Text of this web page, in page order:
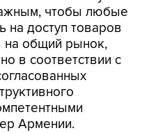
чтобы любые
на доступ товаров
на общий рынок,
в соответствии с
Армении.